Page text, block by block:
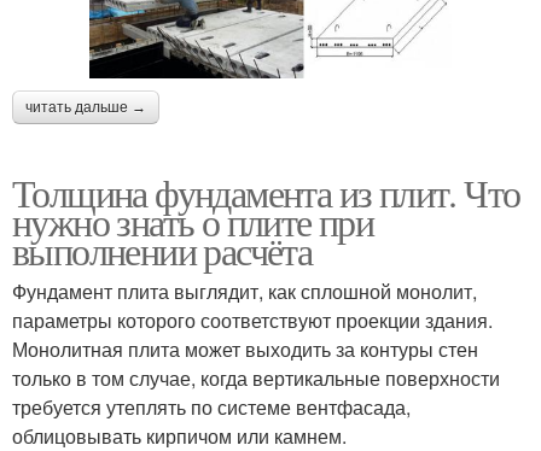
читать дальше →
Толщина фундамента из плит. Что
нужно знать о плите при
выполнении расчёта
Фундамент плита выглядит, как сплошной монолит,
параметры которого соответствуют проекции здания.
Монолитная плита может выходить за контуры стен
только в том случае, когда вертикальные поверхности
требуется утеплять по системе вентфасада,
облицовывать кирпичом или камнем.